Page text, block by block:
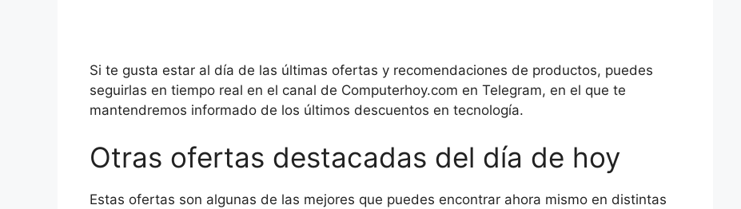
Si te gusta estar al día de las últimas ofertas y recomendaciones de productos, puedes
seguirlas en tiempo real en el canal de Computerhoy.com en Telegram, en el que te
mantendremos informado de los últimos descuentos en tecnología.
Otras ofertas destacadas del día de hoy
Estas ofertas son algunas de las mejores que puedes encontrar ahora mismo en distintas